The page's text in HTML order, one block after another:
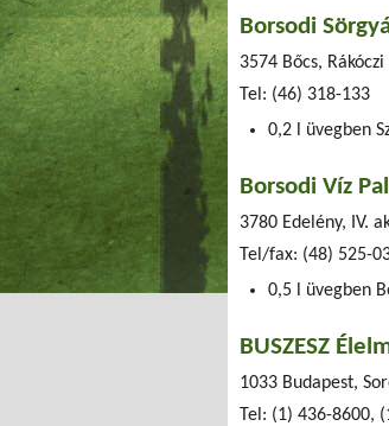
Borsodi
3574 Bőcs,
Tel: (46) 318-133
0,2 l üvegben
Borsodi Víz
3780 Edelény, IV.
Tel/fax: (48) 525-
0,5 l üvegben
BUSZESZ
1033 Budapest,
Tel: (1) 436-8600,